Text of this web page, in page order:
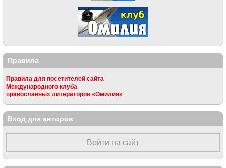
Правила
Правила для посетителей сайта
Международного клуба
православных литераторов «Омилия»
Вход для авторов
Войти на сайт